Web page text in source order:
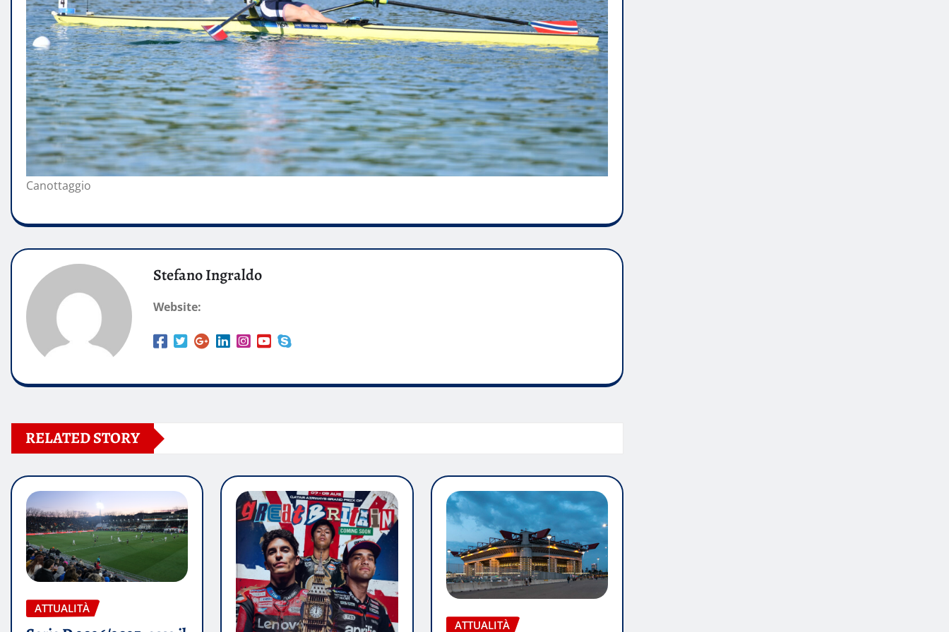
Canottaggio
Stefano Ingraldo
Website:
RELATED STORY
ATTUALITÀ
ATTUALITÀ